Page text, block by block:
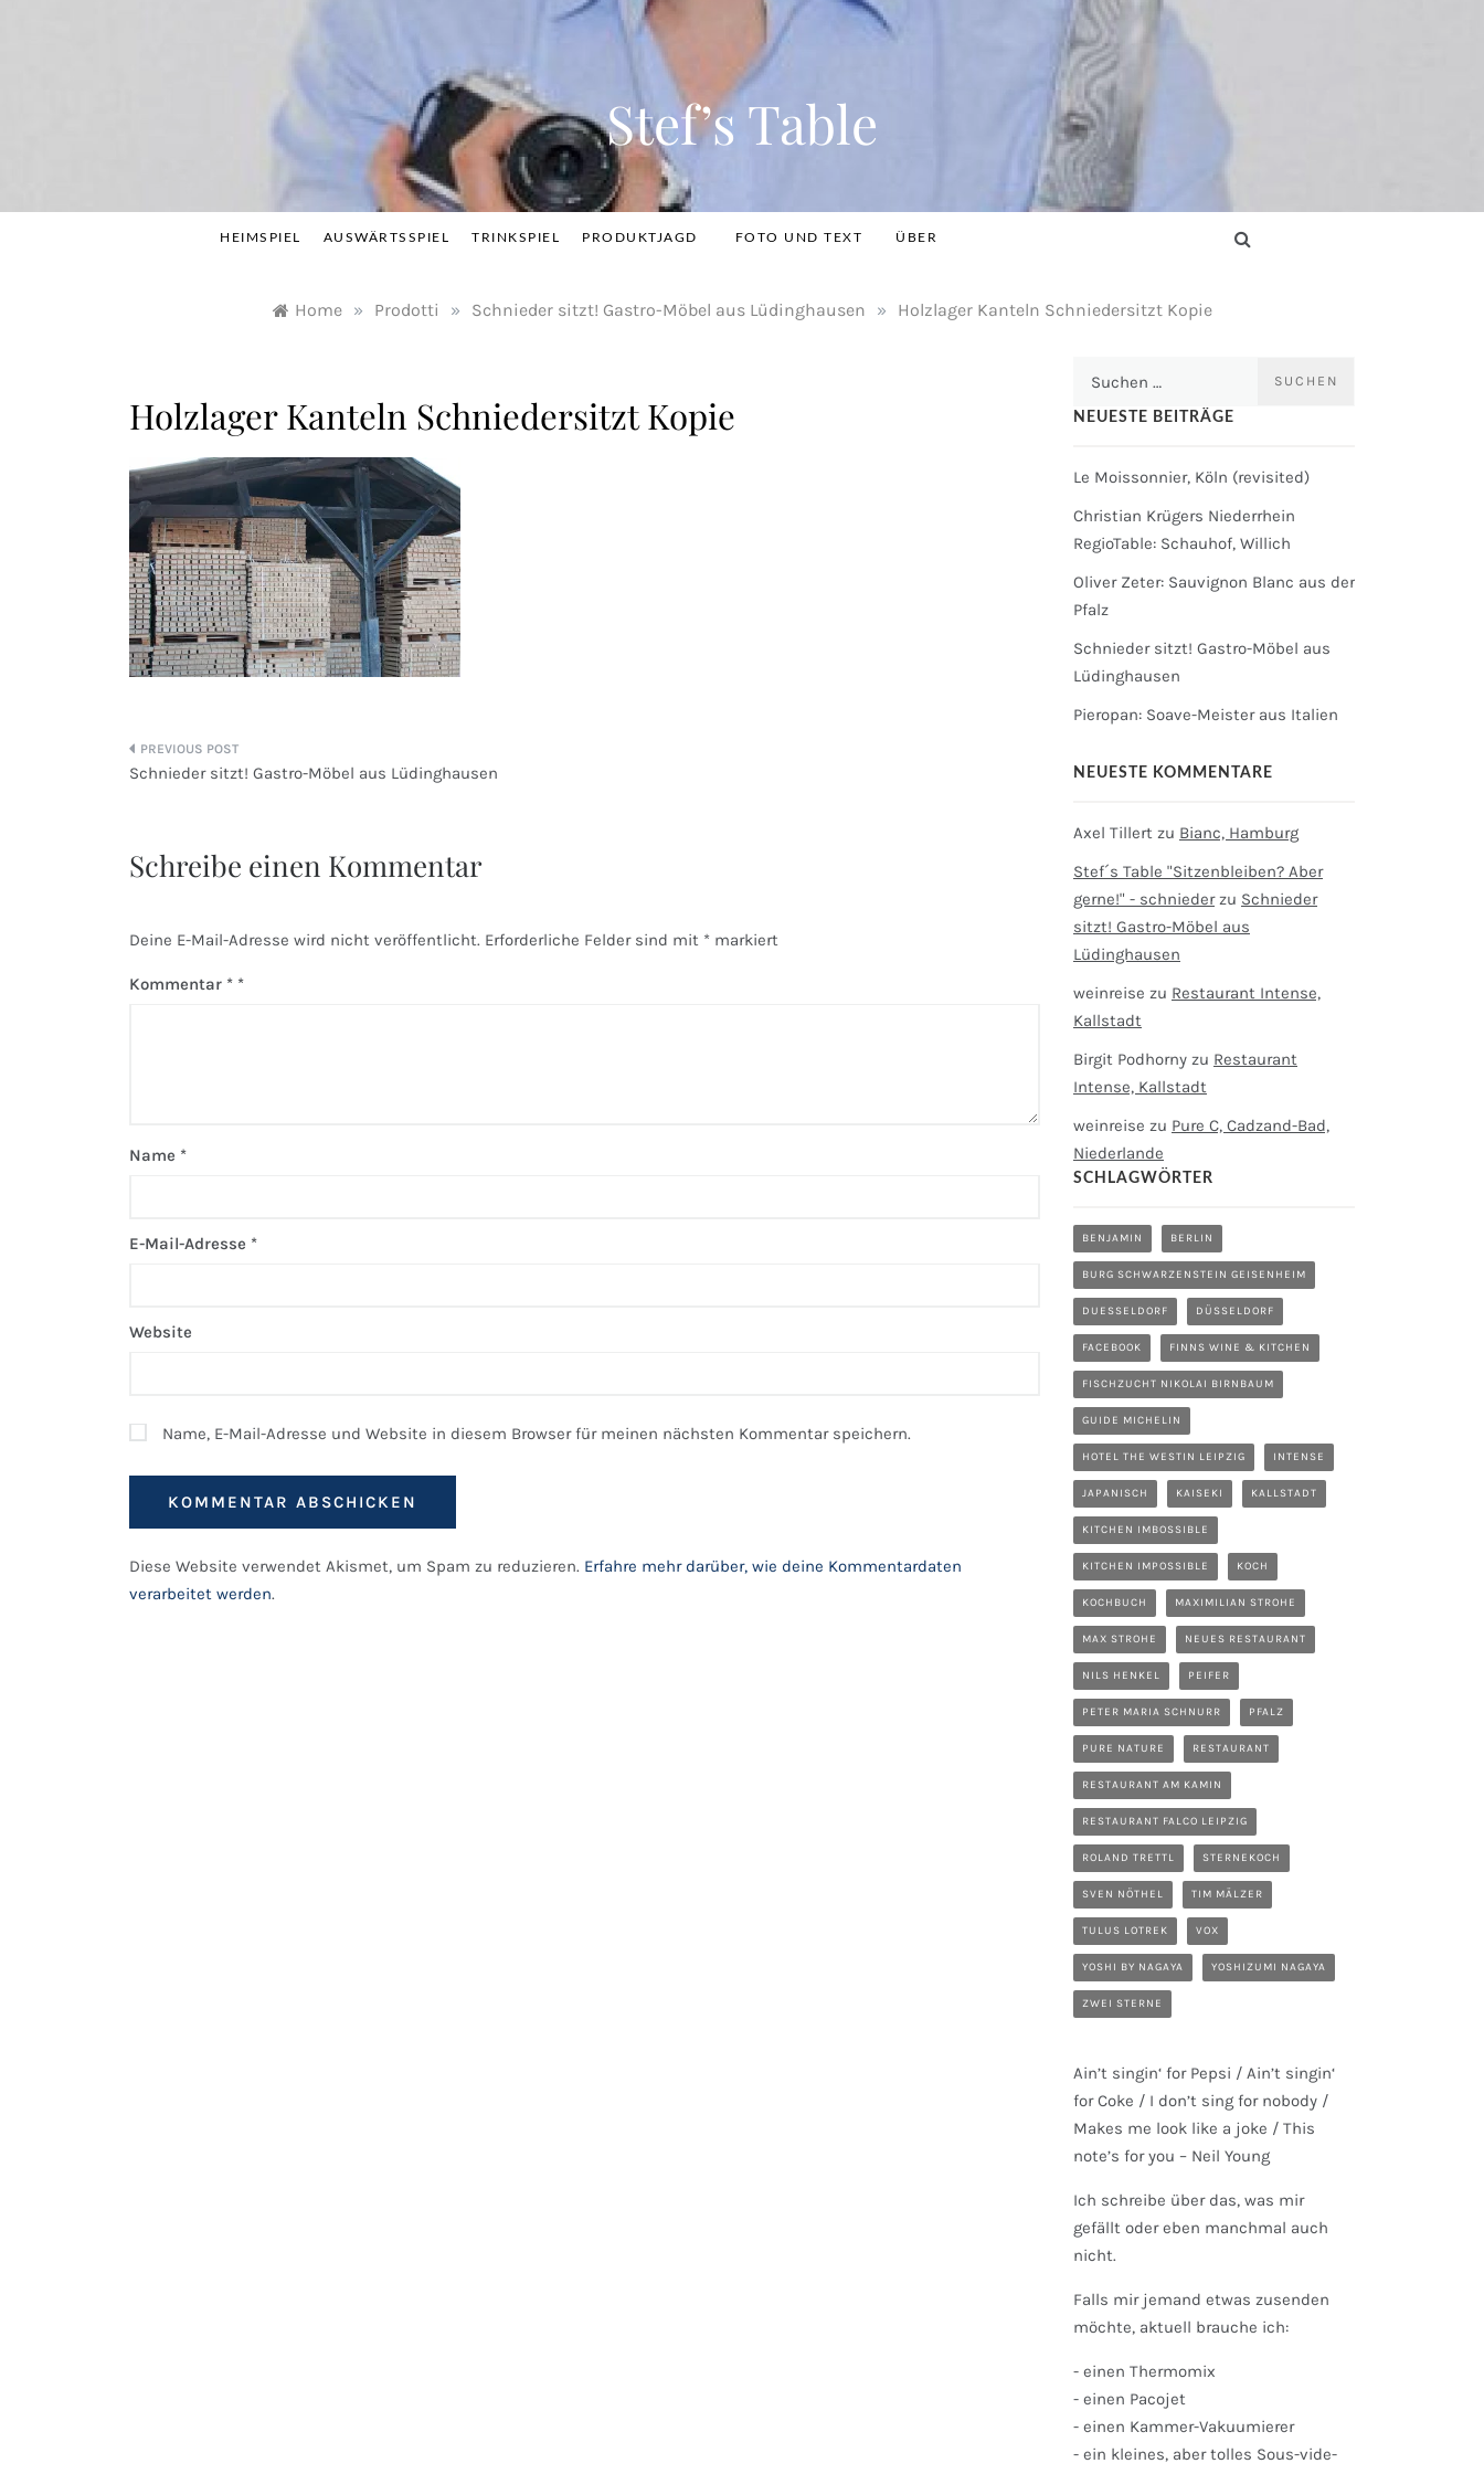
Stef’s Table
HEIMSPIEL AUSWÄRTSSPIEL TRINKSPIEL PRODUKTJAGD FOTO UND TEXT ÜBER
Home » Prodotti » Schnieder sitzt! Gastro-Möbel aus Lüdinghausen » Holzlager Kanteln Schniedersitzt Kopie
Holzlager Kanteln Schniedersitzt Kopie
Beitragsnavigation
Schnieder sitzt! Gastro-Möbel aus Lüdinghausen
Schreibe einen Kommentar
Deine E-Mail-Adresse wird nicht veröffentlicht. Erforderliche Felder sind mit * markiert
Kommentar *
Name *
E-Mail-Adresse *
Website
Name, E-Mail-Adresse und Website in diesem Browser für meinen nächsten Kommentar speichern.
Diese Website verwendet Akismet, um Spam zu reduzieren. Erfahre mehr darüber, wie deine Kommentardaten
verarbeitet werden.
NEUESTE BEITRÄGE
Le Moissonnier, Köln (revisited)
Christian Krügers Niederrhein
RegioTable: Schauhof, Willich
Oliver Zeter: Sauvignon Blanc aus der
Pfalz
Schnieder sitzt! Gastro-Möbel aus
Lüdinghausen
Pieropan: Soave-Meister aus Italien
NEUESTE KOMMENTARE
Axel Tillert zu Bianc, Hamburg
Stef´s Table "Sitzenbleiben? Aber
gerne!" - schniederzu Schnieder
sitzt! Gastro-Möbel aus
Lüdinghausen
weinreise zu Restaurant Intense,
Kallstadt
Birgit Podhorny zu Restaurant
Intense, Kallstadt
weinreise zu Pure C, Cadzand-Bad,
Niederlande
SCHLAGWÖRTER
BENJAMIN BERLIN
BURG SCHWARZENSTEIN GEISENHEIM
DUESSELDORF DÜSSELDORF
FACEBOOK FINNS WINE & KITCHEN
FISCHZUCHT NIKOLAI BIRNBAUM
GUIDE MICHELIN
HOTEL THE WESTIN LEIPZIG INTENSE
JAPANISCH KAISEKI KALLSTADT
KITCHEN IMBOSSIBLE
KITCHEN IMPOSSIBLE KOCH
KOCHBUCH MAXIMILIAN STROHE
MAX STROHE NEUES RESTAURANT
NILS HENKEL PEIFER
PETER MARIA SCHNURR PFALZ
PURE NATURE RESTAURANT
RESTAURANT AM KAMIN
RESTAURANT FALCO LEIPZIG
ROLAND TRETTL STERNEKOCH
SVEN NÖTHEL TIM MÄLZER
TULUS LOTREK VOX
YOSHI BY NAGAYA YOSHIZUMI NAGAYA
ZWEI STERNE
Ain’t singin‘ for Pepsi / Ain’t singin‘
for Coke / I don’t sing for nobody /
Makes me look like a joke / This
note’s for you – Neil Young
Ich schreibe über das, was mir
gefällt oder eben manchmal auch
nicht.
Falls mir jemand etwas zusenden
möchte, aktuell brauche ich:
- einen Thermomix
- einen Pacojet
- einen Kammer-Vakuumierer
- ein kleines, aber tolles Sous-vide-